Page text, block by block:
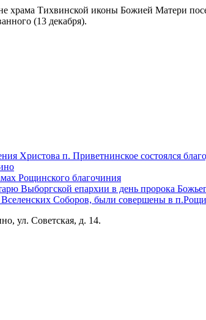
храма Тихвинской иконы Божией Матери
(13 декабря).
Христова п. Приветнинское состоялся
Рощинского благочиния
Выборгской епархии в день пророка
Соборов, были совершены в
ул. Советская, д. 14.